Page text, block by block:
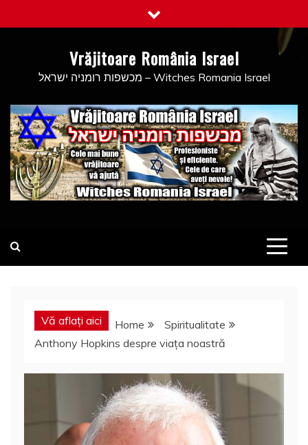
to
Vrăjitoare România Israel
מכשפות רומניה ישראל – Witches Romania Israel
Vă aflați aici Home
Spiritualitate
Anthony Hopkins despre viața noastră